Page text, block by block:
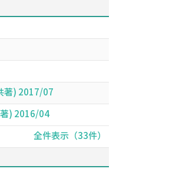
著) 2017/07
) 2016/04
全件表示（33件）